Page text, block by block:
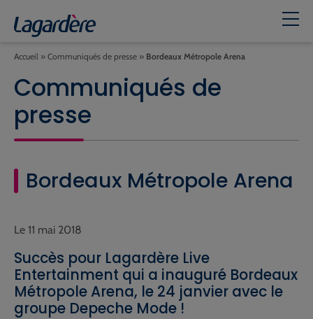
Accueil » Communiqués de presse » Bordeaux Métropole Arena
Communiqués de
presse
Bordeaux Métropole Arena
Le 11 mai 2018
Succès pour Lagardère Live
Entertainment qui a inauguré Bordeaux
Métropole Arena, le 24 janvier avec le
groupe Depeche Mode !